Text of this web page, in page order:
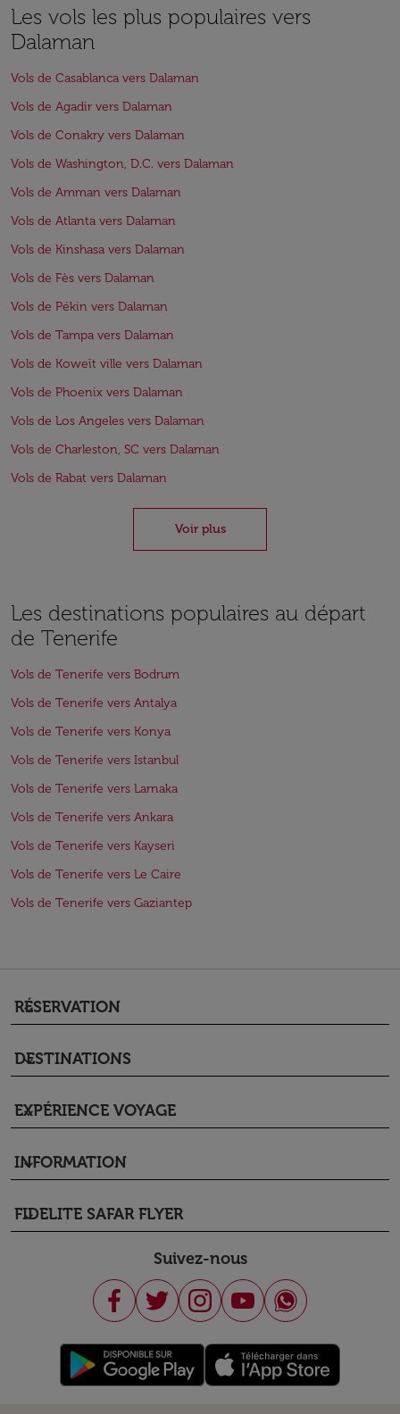
Les vols les plus populaires vers
Dalaman
Vols de Casablanca vers Dalaman
Vols de Agadir vers Dalaman
Vols de Conakry vers Dalaman
Vols de Washington, D.C. vers Dalaman
Vols de Amman vers Dalaman
Vols de Atlanta vers Dalaman
Vols de Kinshasa vers Dalaman
Vols de Fès vers Dalaman
Vols de Pékin vers Dalaman
Vols de Tampa vers Dalaman
Vols de Koweït ville vers Dalaman
Vols de Phoenix vers Dalaman
Vols de Los Angeles vers Dalaman
Vols de Charleston, SC vers Dalaman
Vols de Rabat vers Dalaman
Voir plus
Les destinations populaires au départ
de Tenerife
Vols de Tenerife vers Bodrum
Vols de Tenerife vers Antalya
Vols de Tenerife vers Konya
Vols de Tenerife vers Istanbul
Vols de Tenerife vers Larnaka
Vols de Tenerife vers Ankara
Vols de Tenerife vers Kayseri
Vols de Tenerife vers Le Caire
Vols de Tenerife vers Gaziantep
RÉSERVATION
keyboard_arrow_down
DESTINATIONS
keyboard_arrow_down
EXPÉRIENCE VOYAGE
keyboard_arrow_down
INFORMATION
keyboard_arrow_down
FIDELITE SAFAR FLYER
keyboard_arrow_down
Suivez-nous